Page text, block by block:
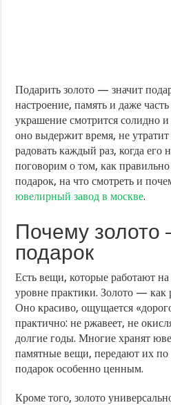
Подарить золото — значит
настроение, память и даже
украшение смотрится солидно
оно выдержит время, не
радовать каждый раз, когда его
поговорим о том, как
подарок, на что смотреть и
ювелирный завод в москве.
Почему
подарок
Есть вещи, которые работают
уровне практики. Золото — как
Оно красиво, ощущается
практично: не ржавеет, не
долгие годы. Многие хранят
памятные вещи, передают их по
подарок особенно ценным.
Кроме того, золото